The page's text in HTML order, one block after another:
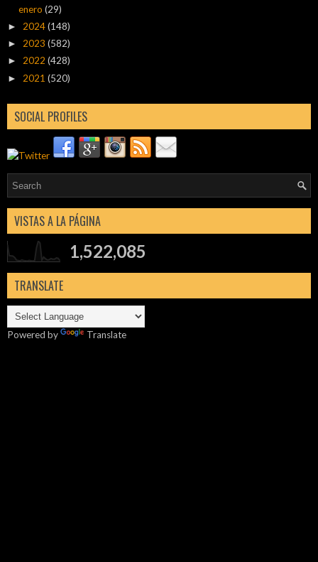
enero(29)
► 2024(148)
► 2023 (582)
► 2022 (428)
► 2021 (520)
SOCIAL PROFILES
VISTAS A LA PÁGINA
1,522,085
TRANSLATE
Powered by Translate